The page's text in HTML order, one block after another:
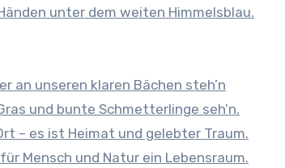
unter dem weiten Himmelsblau.
an unseren klaren Bächen steh’n
und bunte Schmetterlinge seh’n.
– es ist Heimat und gelebter Traum.
Mensch und Natur ein Lebensraum.